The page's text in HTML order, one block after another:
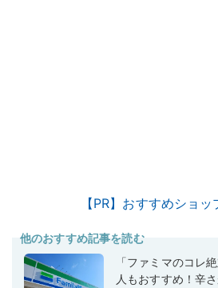
【PR】おすすめショ
他のおすすめ記事を読む
「ファミマのコレ
人もおすすめ！辛